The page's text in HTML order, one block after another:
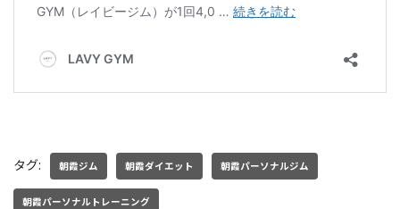
タグ: 朝霞ジム 朝霞ダイエット 朝霞パーソナルジム
朝霞パーソナルトレーニング